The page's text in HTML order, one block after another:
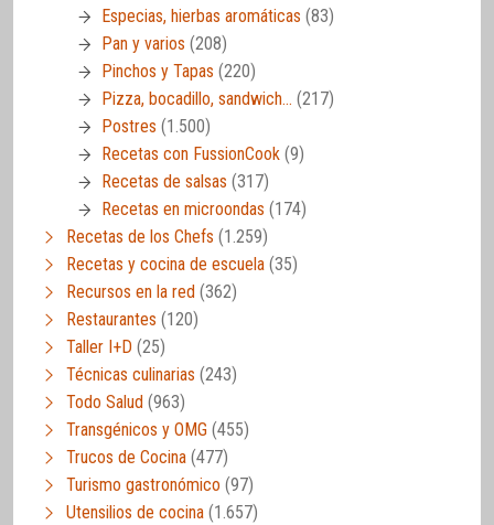
Especias, hierbas aromáticas (83)
Pan y varios (208)
Pinchos y Tapas (220)
Pizza, bocadillo, sandwich… (217)
Postres (1.500)
Recetas con FussionCook (9)
Recetas de salsas (317)
Recetas en microondas (174)
Recetas de los Chefs (1.259)
Recetas y cocina de escuela (35)
Recursos en la red (362)
Restaurantes (120)
Taller I+D (25)
Técnicas culinarias (243)
Todo Salud (963)
Transgénicos y OMG (455)
Trucos de Cocina (477)
Turismo gastronómico (97)
Utensilios de cocina (1.657)